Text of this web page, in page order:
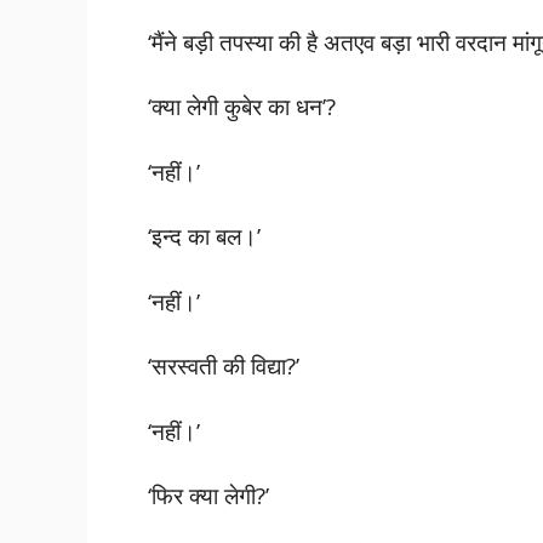
‘मैंने बड़ी तपस्या की है अतएव बड़ा भारी वरदान
‘क्या लेगी कुबेर का धन’?
‘नहीं।’
‘इन्द का बल।’
‘नहीं।’
‘सरस्वती की विद्या?’
‘नहीं।’
‘फिर क्या लेगी?’